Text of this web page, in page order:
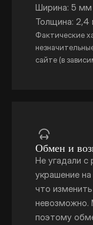
Ширина: 5 мм
Толщина:
Фактические
сайте (в
Обмен и
Не угадали
украшение
что
невозможно.
поэтому